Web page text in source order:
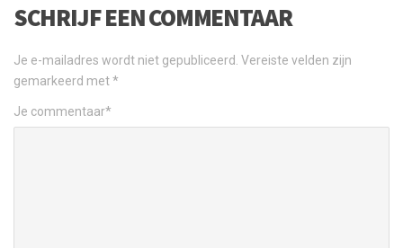
SCHRIJF EEN COMMENTAAR
Je e-mailadres wordt niet gepubliceerd. Vereiste velden zijn
gemarkeerd met*
Je commentaar*